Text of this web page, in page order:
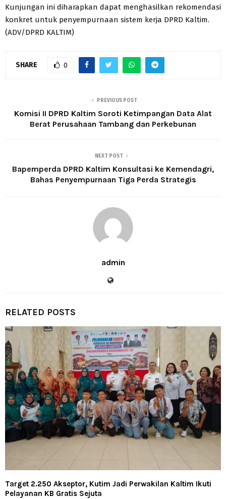
Kunjungan ini diharapkan dapat menghasilkan rekomendasi
konkret untuk penyempurnaan sistem kerja DPRD Kaltim.
(ADV/DPRD KALTIM)
SHARE 0
PREVIOUS POST
Komisi II DPRD Kaltim Soroti Ketimpangan Data Alat
Berat Perusahaan Tambang dan Perkebunan
NEXT POST
Bapemperda DPRD Kaltim Konsultasi ke Kemendagri,
Bahas Penyempurnaan Tiga Perda Strategis
admin
RELATED POSTS
Target 2.250 Akseptor, Kutim Jadi Perwakilan Kaltim Ikuti
Pelayanan KB Gratis Sejuta